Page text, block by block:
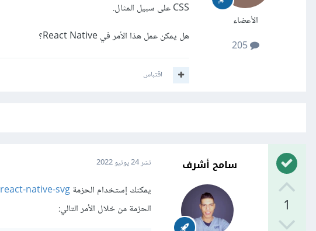
الأعضاء
205
CSS على سبيل المثال.
هل يمكن عمل هذا الأمر في React Native؟
اقتباس
1
سامح أشرف نشر24 يونيو 2022
يمكنك إستخدام الحزمةreact-native-svg
الحزمة من خلال الأمر التالي: